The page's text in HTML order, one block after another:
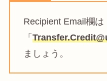
Recipient Email欄は
「
ましょう。